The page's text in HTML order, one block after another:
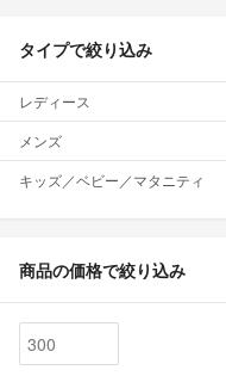
タイプで絞り込み
レディース
メンズ
キッズ／ベビー／マタニティ
商品の価格で絞り込み